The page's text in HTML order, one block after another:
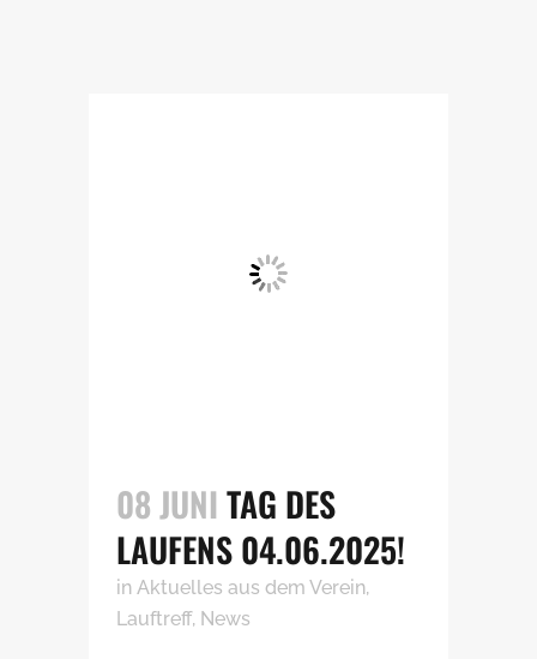
08 JUNI TAG DES
LAUFENS 04.06.2025!
in Aktuelles aus dem Verein,
Lauftreff, News